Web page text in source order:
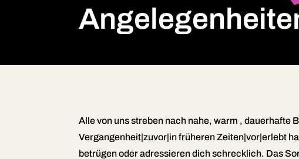
Alle von uns streben nach nahe, warm , dauerhafte
Vergangenheit|zuvor|in früheren Zeiten|vor|erlebt
betrügen oder adressieren dich schrecklich. Das